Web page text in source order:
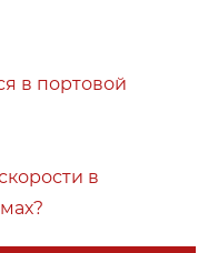
в портовой
в